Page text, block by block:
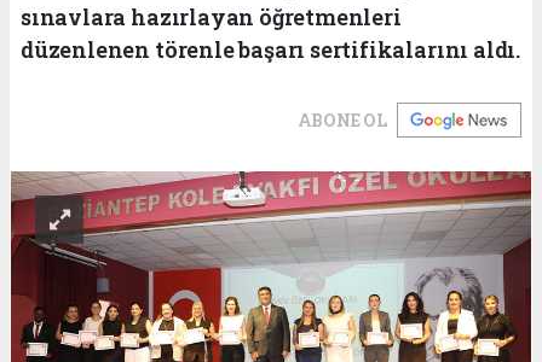
sınavlara hazırlayan öğretmenleri
düzenlenen törenle başarı sertifikalarını aldı.
ABONE OL